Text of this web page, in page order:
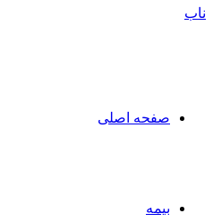
صفحه اصلی
بیمه